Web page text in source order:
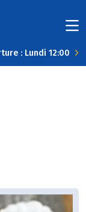
: Lundi 12:00